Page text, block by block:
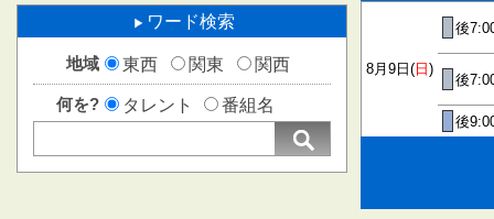
ワード検索
地域 東西 関東 関西
何を? タレント 番組名
8月9日( 日 )
後
後
後